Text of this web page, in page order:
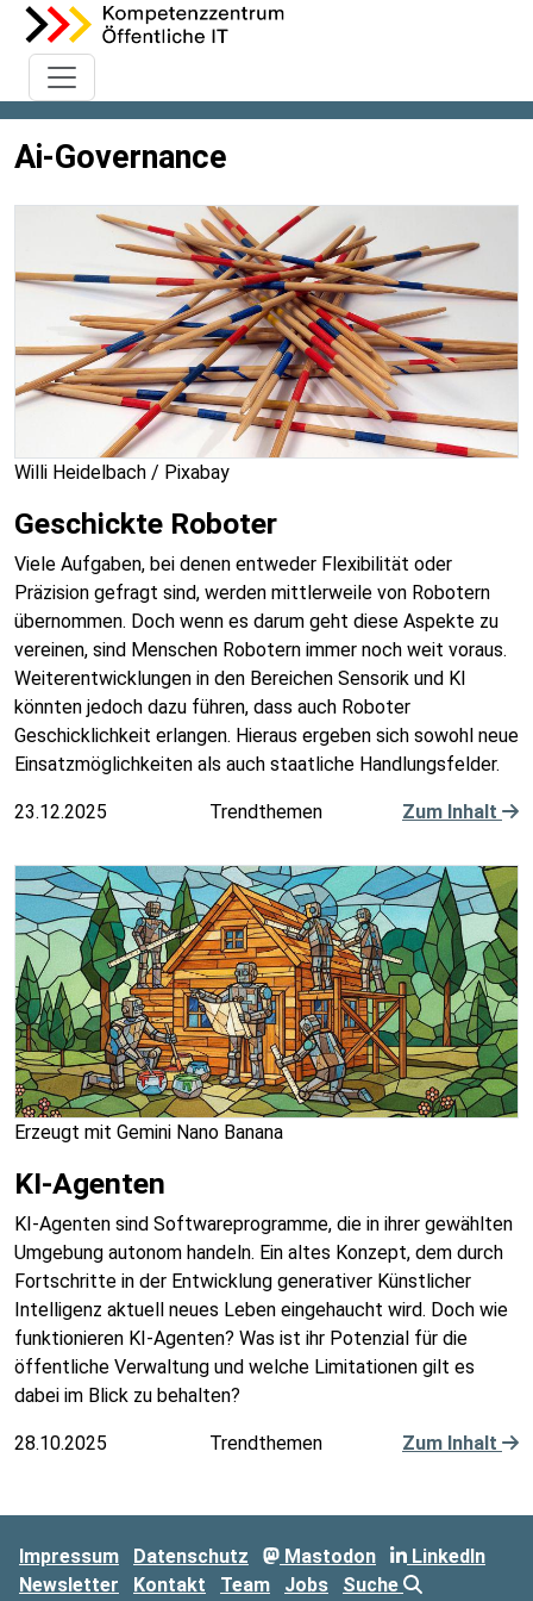
Ai-Governance
Willi Heidelbach / Pixabay
Geschickte Roboter
Viele Aufgaben, bei denen entweder Flexibilität oder
Präzision gefragt sind, werden mittlerweile von Robotern
übernommen. Doch wenn es darum geht diese Aspekte zu
vereinen, sind Menschen Robotern immer noch weit voraus.
Weiterentwicklungen in den Bereichen Sensorik und KI
könnten jedoch dazu führen, dass auch Roboter
Geschicklichkeit erlangen. Hieraus ergeben sich sowohl neue
Einsatzmöglichkeiten als auch staatliche Handlungsfelder.
23.12.2025 Trendthemen Zum Inhalt
Erzeugt mit Gemini Nano Banana
KI-Agenten
KI-Agenten sind Softwareprogramme, die in ihrer gewählten
Umgebung autonom handeln. Ein altes Konzept, dem durch
Fortschritte in der Entwicklung generativer Künstlicher
Intelligenz aktuell neues Leben eingehaucht wird. Doch wie
funktionieren KI-Agenten? Was ist ihr Potenzial für die
öffentliche Verwaltung und welche Limitationen gilt es
dabei im Blick zu behalten?
28.10.2025 Trendthemen Zum Inhalt
Impressum Datenschutz Mastodon
LinkedIn
Newsletter
Kontakt Team Jobs Suche